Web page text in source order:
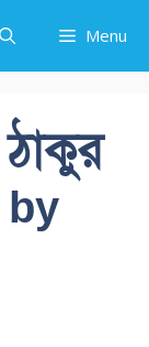
Menu
ঠাকুর